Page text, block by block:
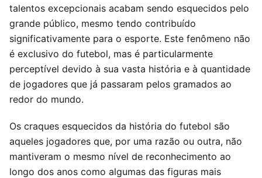
talentos excepcionais acabam sendo esquecidos pelo
grande público, mesmo tendo contribuído
significativamente para o esporte. Este fenômeno não
é exclusivo do futebol, mas é particularmente
perceptível devido à sua vasta história e à quantidade
de jogadores que já passaram pelos gramados ao
redor do mundo.
Os craques esquecidos da história do futebol são
aqueles jogadores que, por uma razão ou outra, não
mantiveram o mesmo nível de reconhecimento ao
longo dos anos como algumas das figuras mais